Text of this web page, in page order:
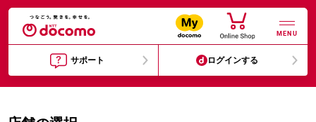
MENU
サポート ログインする